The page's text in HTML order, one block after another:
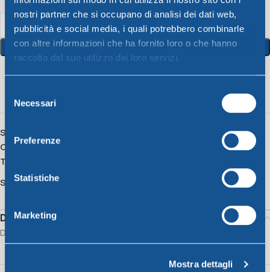
nostri partner che si occupano di analisi dei dati web,
pubblicità e social media, i quali potrebbero combinarle
con altre informazioni che ha fornito loro o che hanno
raccolto dal suo utilizzo dei loro servizi.
delNecessari
Preferenze
Statistiche
Marketing
Mostra dettagli
Add To Cart
SKU:
Category: Unique
Tag:
Share:
Description
Dessert plate CM.17 dove-grey